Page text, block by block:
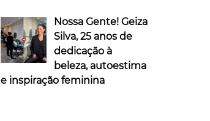
Nossa Gente! Geiza
Silva, 25 anos de
dedicação à
beleza, autoestima
e inspiração feminina